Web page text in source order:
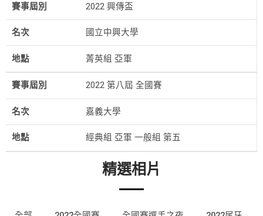
賽事屆別 2022 興傳盃
名次 國立中興大學
地點 菁英組 亞軍
賽事屆別 2022 第八屆 全國賽
名次 嘉義大學
地點 經典組 亞軍 一般組 第五
精選相片